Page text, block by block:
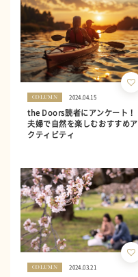
COLUMN 2024.04.15
the Doors読者にアンケート！
夫婦で自然を楽しむおすすめア
クティビティ
COLUMN 2024.03.21